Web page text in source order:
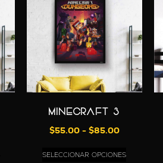
MINECRAFT 3
$55.00 - $85.00
SELECCIONAR OPCIONES